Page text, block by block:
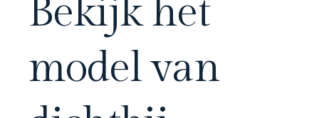
Bekijk het
model van